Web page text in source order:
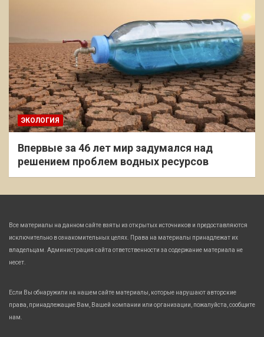
ЭКОЛОГИЯ
Впервые за 46 лет мир задумался над
решением проблем водных ресурсов
Все материалы на данном сайте взяты из открытых источников и предоставляются
исключительно в ознакомительных целях. Права на материалы принадлежат их
владельцам. Администрация сайта ответственности за содержание материала не
несет.
Если Вы обнаружили на нашем сайте материалы, которые нарушают авторские
права, принадлежащие Вам, Вашей компании или организации, пожалуйста, сообщите
нам.